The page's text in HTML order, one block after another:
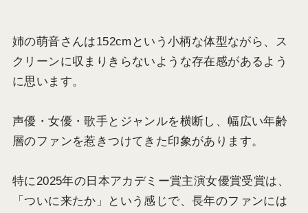
姉の萌音さんは152cmという小柄な体型ながら、ス
クリーンに収まりきらないような存在感があるよう
に思います。
声優・女優・歌手とジャンルを横断し、幅広い年齢
層のファンを惹きつけてきた印象があります。
特に2025年の日本アカデミー賞主演女優賞受賞は、
「ついに来たか」という感じで、長年のファンには